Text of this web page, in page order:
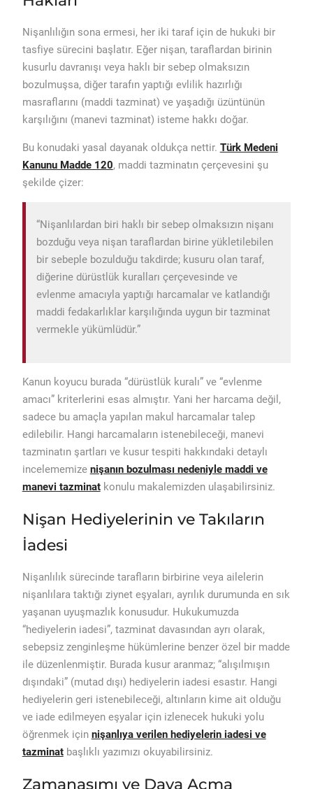
Nişanlılığın sona ermesi, her iki taraf için de hukuki bir
tasfiye sürecini başlatır. Eğer nişan, taraflardan birinin
kusurlu davranışı veya haklı bir sebep olmaksızın
bozulmuşsa, diğer tarafın yaptığı evlilik hazırlığı
masraflarını (maddi tazminat) ve yaşadığı üzüntünün
karşılığını (manevi tazminat) isteme hakkı doğar.
Bu konudaki yasal dayanak oldukça nettir. Türk Medeni
Kanunu Madde 120, maddi tazminatın çerçevesini şu
şekilde çizer:
“Nişanlılardan biri haklı bir sebep olmaksızın nişanı
bozduğu veya nişan taraflardan birine yükletilebilen
bir sebeple bozulduğu takdirde; kusuru olan taraf,
diğerine dürüstlük kuralları çerçevesinde ve
evlenme amacıyla yaptığı harcamalar ve katlandığı
maddi fedakarlıklar karşılığında uygun bir tazminat
vermekle yükümlüdür.”
Kanun koyucu burada “dürüstlük kuralı” ve “evlenme
amacı” kriterlerini esas almıştır. Yani her harcama değil,
sadece bu amaçla yapılan makul harcamalar talep
edilebilir. Hangi harcamaların istenebileceği, manevi
tazminatın şartları ve kusur tespiti hakkındaki detaylı
incelememize nişanın bozulması nedeniyle maddi ve
manevi tazminatkonulu makalemizden ulaşabilirsiniz.
Nişan Hediyelerinin ve Takıların
İadesi
Nişanlılık sürecinde tarafların birbirine veya ailelerin
nişanlılara taktığı ziynet eşyaları, ayrılık durumunda en sık
yaşanan uyuşmazlık konusudur. Hukukumuzda
“hediyelerin iadesi”, tazminat davasından ayrı olarak,
sebepsiz zenginleşme hükümlerine benzer özel bir madde
ile düzenlenmiştir. Burada kusur aranmaz; “alışılmışın
dışındaki” (mutad dışı) hediyelerin iadesi esastır. Hangi
hediyelerin geri istenebileceği, altınların kime ait olduğu
ve iade edilmeyen eşyalar için izlenecek hukuki yolu
öğrenmek için nişanlıya verilen hediyelerin iadesi ve
tazminatbaşlıklı yazımızı okuyabilirsiniz.
Zamanaşımı ve Dava Açma